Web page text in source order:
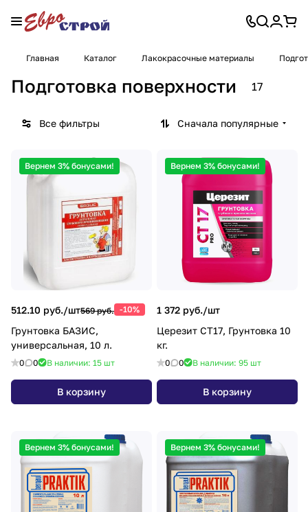
Главная Каталог Лакокрасочные материалы
Подготовка поверхности 17
Все фильтры Сначала популярные
Вернем 3% бонусами!
512.10 руб./шт569 руб. -10%
Грунтовка БАЗИС,
универсальная, 10 л.
0 0 В наличии: 15 шт
В корзину
Вернем 3% бонусами!
1 372 руб./шт
Церезит СТ17, Грунтовка 10
кг.
0 0 В наличии: 95 шт
В корзину
Вернем 3% бонусами! Вернем 3% бонусами!